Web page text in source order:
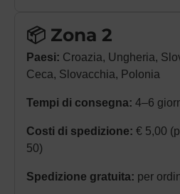
📦 Zona 2
Paesi: Croazia, Ungheria,
Ceca, Slovacchia, Polonia
Tempi di consegna: 4–6
Costi di spedizione: € 5,00
50)
Spedizione gratuita: per